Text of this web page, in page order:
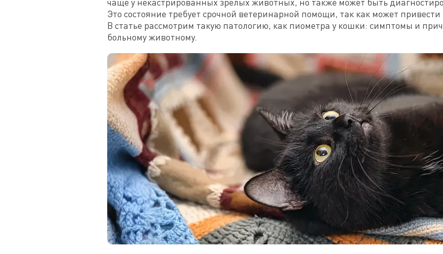
Это состояние требует срочной ветеринарной помощи, так как может
В статье рассмотрим такую патологию, как пиометра у кошки: симптомы и
больному животному.